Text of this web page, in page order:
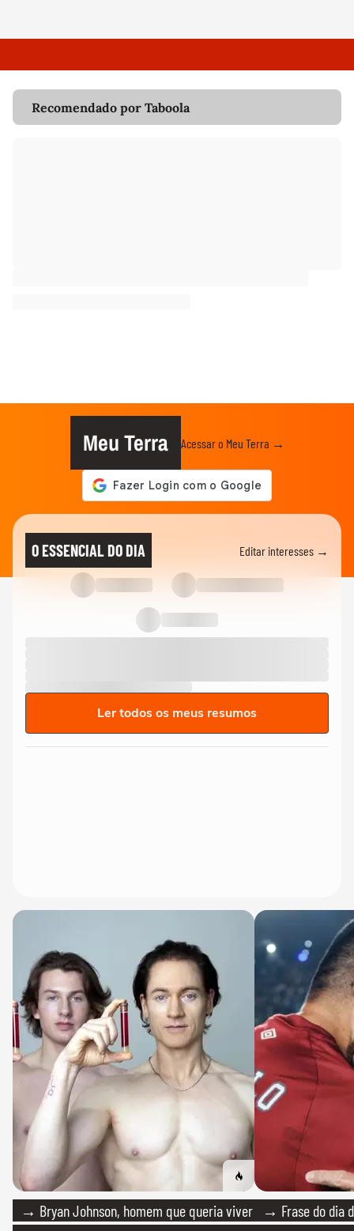
Recomendado por Taboola
Meu Terra Acessar o Meu Terra →
O ESSENCIAL DO DIA Editar interesses →
Ler todos os meus resumos
→ Bryan Johnson, homem que queria viver
→ Frase do dia